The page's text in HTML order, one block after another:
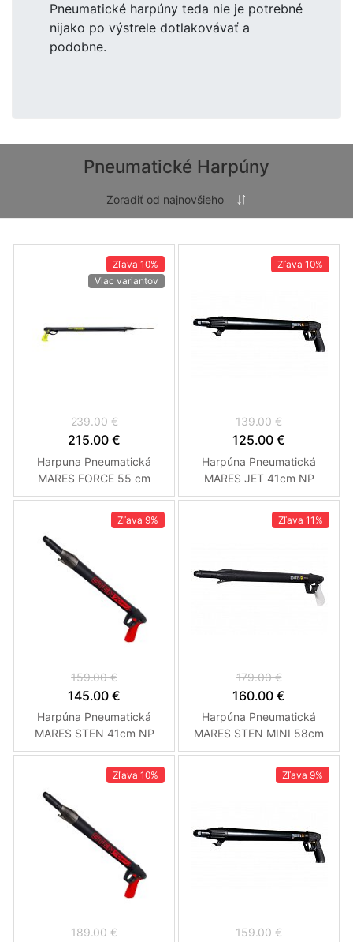
Pneumatické harpúny teda nie je potrebné
nijako po výstrele dotlakovávať a
podobne.
Pneumatické Harpúny
Zľava 10%
Viac variantov
239.00 €
215.00 €
Harpuna Pneumatická
MARES FORCE 55 cm
Zľava 10%
139.00 €
125.00 €
Harpúna Pneumatická
MARES JET 41cm NP
Zľava 9%
159.00 €
145.00 €
Harpúna Pneumatická
MARES STEN 41cm NP
Zľava 11%
179.00 €
160.00 €
Harpúna Pneumatická
MARES STEN MINI 58cm
WP
Zľava 10%
189.00 €
Zľava 9%
159.00 €